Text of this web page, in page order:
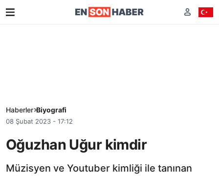
Haberler Biyografi
08 Şubat 2023 - 17:12
Oğuzhan Uğur kimdir
Müzisyen ve Youtuber kimliği ile tanınan